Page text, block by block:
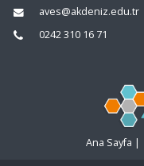
aves@akdeniz.edu.tr
0242 310 16 71
Ana Sayfa |